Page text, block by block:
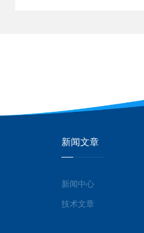
新闻文章
新闻中心
技术文章